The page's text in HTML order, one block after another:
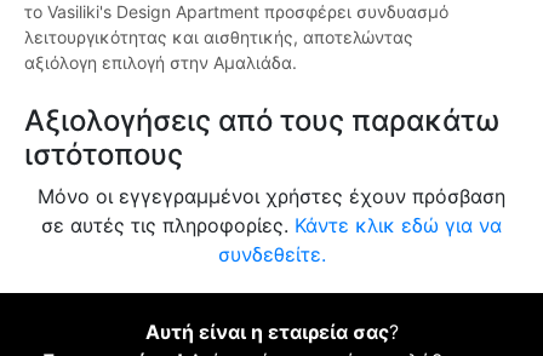
το Vasiliki's Design Apartment προσφέρει συνδυασμό
λειτουργικότητας και αισθητικής, αποτελώντας
αξιόλογη επιλογή στην Αμαλιάδα.
Αξιολογήσεις από τους παρακάτω
ιστότοπους
Μόνο οι εγγεγραμμένοι χρήστες έχουν πρόσβαση
σε αυτές τις πληροφορίες. Κάντε κλικ εδώ για να
συνδεθείτε.
Αυτή είναι η εταιρεία σας?